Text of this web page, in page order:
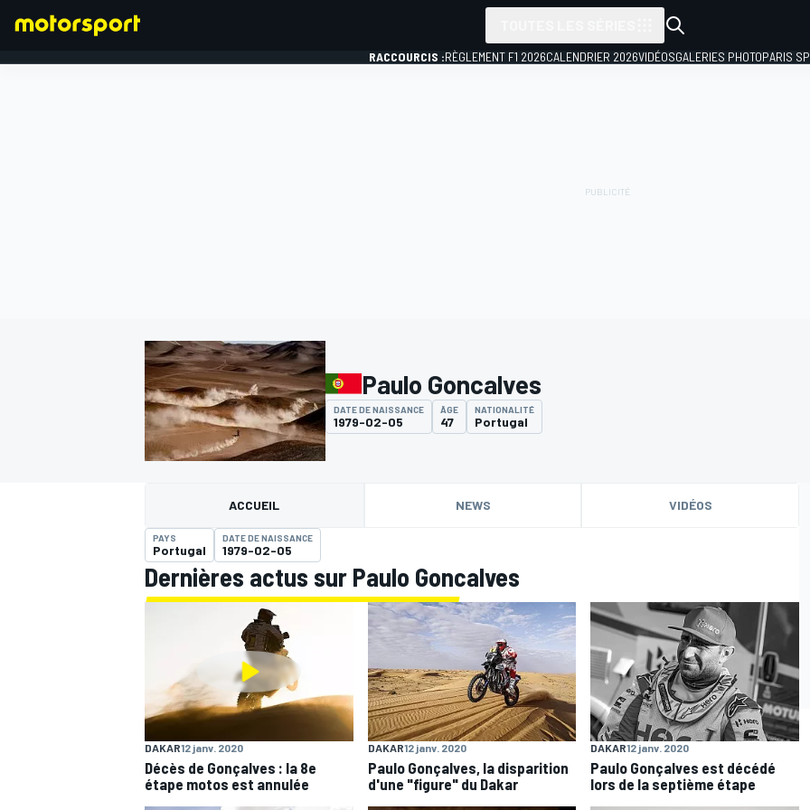
MOTOGP
RACCOURCIS :RÈGLEMENT F1 2026CALENDRIER 2026VIDÉOSGALERIES PHOTOPARIS
Paulo Goncalves
DATE DE NAISSANCE
1979-02-05
ÂGE
47
NATIONALITÉ
Portugal
ACCUEIL NEWS VIDÉOS
PAYS
Portugal
DATE DE NAISSANCE
1979-02-05
Dernières actus sur Paulo Goncalves
DAKAR12 janv. 2020
Décès de Gonçalves : la 8e
étape motos est annulée
DAKAR12 janv. 2020
Paulo Gonçalves, la disparition
d'une "figure" du Dakar
DAKAR12 janv. 2020
Paulo Gonçalves est décédé
lors de la septième étape